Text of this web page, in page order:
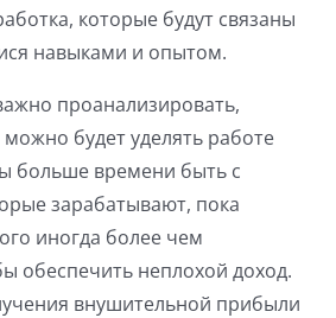
которые будут связаны
навыками и опытом.
проанализировать,
будет уделять работе
больше времени быть с
зарабатывают, пока
иногда более чем
обеспечить неплохой доход.
внушительной прибыли